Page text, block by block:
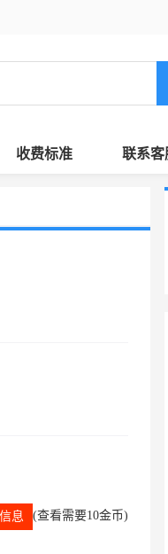
收费标准 联系客
息 (查看需要10金币)